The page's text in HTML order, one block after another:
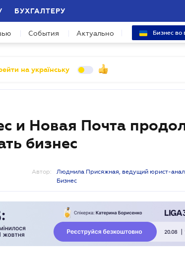
БУХГАЛТЕРУ
События Актуально Бизнес во
на українську
и Новая Почта
бизнес
Автор:
Людмила Присяжная, ведущий юрист-
Бизнес